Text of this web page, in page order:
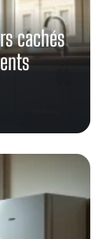
cachés